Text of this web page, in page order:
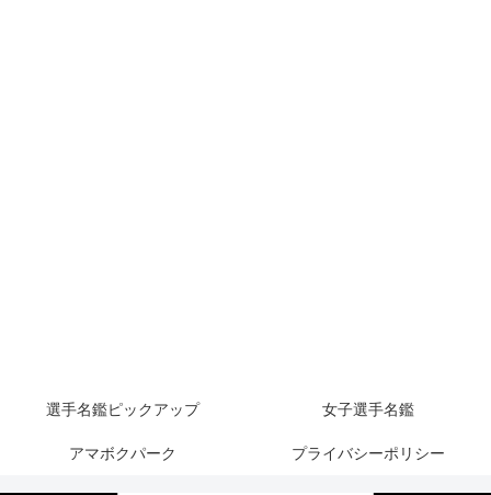
選手名鑑ピックアップ 女子選手名鑑
アマボクパーク プライバシーポリシー